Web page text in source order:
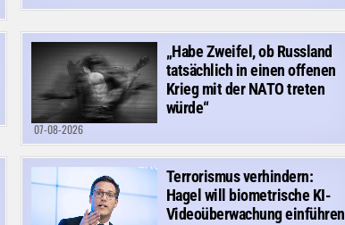
„Habe Zweifel, ob Russland
tatsächlich in einen offenen
Krieg mit der NATO treten
würde“
07-08-2026
Terrorismus verhindern:
Hagel will biometrische KI-
Videoüberwachung einführen